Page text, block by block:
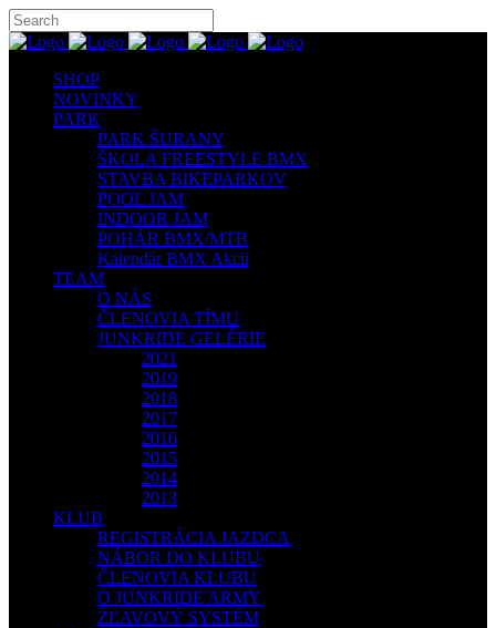
SHOP
NOVINKY
PARK
PARK ŠURANY
ŠKOLA FREESTYLE BMX
STAVBA BIKEPARKOV
POOL JAM
INDOOR JAM
POHÁR BMX/MTB
Kalendár BMX Akcií
TEAM
O NÁS
ČLENOVIA TÍMU
JUNKRIDE GELÉRIE
2021
2019
2018
2017
2016
2015
2014
2013
KLUB
REGISTRÁCIA JAZDCA
NÁBOR DO KLUBU
ČLENOVIA KLUBU
O JUNKRIDE ARMY
ZĽAVOVÝ SYSTÉM